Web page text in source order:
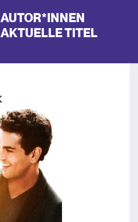
AUTOR*INNEN
AKTUELLE TITEL